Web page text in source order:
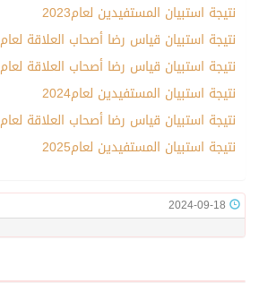
نتيجة استبيان المستفيدين لعام2023
نتيجة استبيان قياس رضا أصحاب العلاقة لعام 2023
نتيجة استبيان قياس رضا أصحاب العلاقة لعام 2024
نتيجة استبيان المستفيدين لعام2024
نتيجة استبيان قياس رضا أصحاب العلاقة لعام 2025
نتيجة استبيان المستفيدين لعام2025
2024-09-18